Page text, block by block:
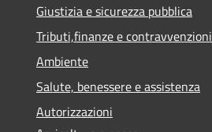
Giustizia e sicurezza pubblica
Tributi,finanze e contravvenzioni
Ambiente
Salute, benessere e assistenza
Autorizzazioni